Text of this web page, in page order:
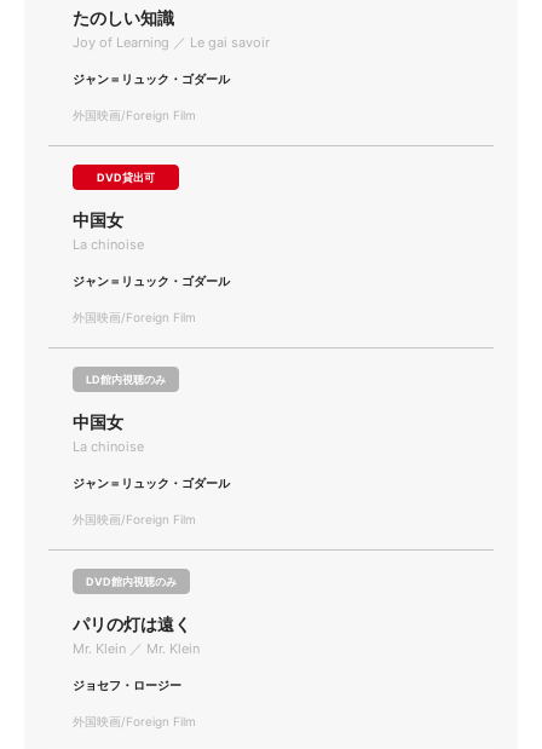
たのしい知識
Joy of Learning ／ Le gai savoir
ジャン＝リュック・ゴダール
外国映画/Foreign Film
DVD貸出可
中国女
La chinoise
ジャン＝リュック・ゴダール
外国映画/Foreign Film
LD館内視聴のみ
中国女
La chinoise
ジャン＝リュック・ゴダール
外国映画/Foreign Film
DVD館内視聴のみ
パリの灯は遠く
Mr. Klein ／ Mr. Klein
ジョセフ・ロージー
外国映画/Foreign Film